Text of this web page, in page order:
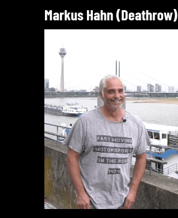
Markus Hahn (Deathrow)